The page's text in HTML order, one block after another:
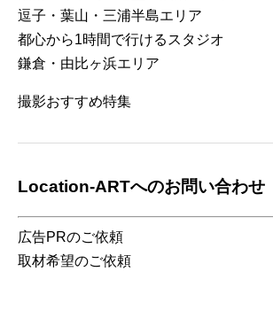
逗子・葉山・三浦半島エリア
都心から1時間で行けるスタジオ
鎌倉・由比ヶ浜エリア
撮影おすすめ特集
Location-ARTへのお問い合わせ
広告PRのご依頼
取材希望のご依頼